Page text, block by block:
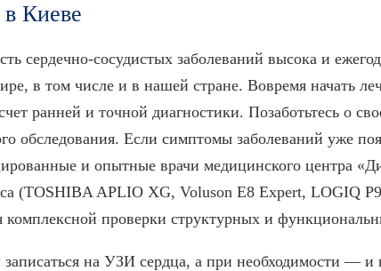
Киеве
сердечно-сосудистых заболеваний высока и
в том числе и в нашей стране. Вовремя начать
ранней и точной диагностики. Позаботьтесь о
обследования. Если симптомы заболеваний уже
и опытные врачи медицинского центра
(TOSHIBA APLIO XG, Voluson E8 Expert, LOGIQ
комплексной проверки структурных и
на УЗИ сердца, а при необходимости — и